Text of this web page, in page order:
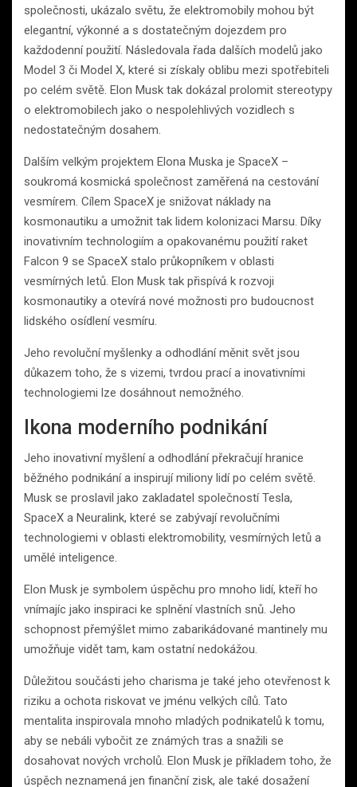
společnosti, ukázalo světu, že elektromobily mohou být
elegantní, výkonné a s dostatečným dojezdem pro
každodenní použití. Následovala řada dalších modelů jako
Model 3 či Model X, které si získaly oblibu mezi spotřebiteli
po celém světě. Elon Musk tak dokázal prolomit stereotypy
o elektromobilech jako o nespolehlivých vozidlech s
nedostatečným dosahem.
Dalším velkým projektem Elona Muska je SpaceX –
soukromá kosmická společnost zaměřená na cestování
vesmírem. Cílem SpaceX je snižovat náklady na
kosmonautiku a umožnit tak lidem kolonizaci Marsu. Díky
inovativním technologiím a opakovanému použití raket
Falcon 9 se SpaceX stalo průkopníkem v oblasti
vesmírných letů. Elon Musk tak přispívá k rozvoji
kosmonautiky a otevírá nové možnosti pro budoucnost
lidského osídlení vesmíru.
Jeho revoluční myšlenky a odhodlání měnit svět jsou
důkazem toho, že s vizemi, tvrdou prací a inovativními
technologiemi lze dosáhnout nemožného.
Ikona moderního podnikání
Jeho inovativní myšlení a odhodlání překračují hranice
běžného podnikání a inspirují miliony lidí po celém světě.
Musk se proslavil jako zakladatel společností Tesla,
SpaceX a Neuralink, které se zabývají revolučními
technologiemi v oblasti elektromobility, vesmírných letů a
umělé inteligence.
Elon Musk je symbolem úspěchu pro mnoho lidí, kteří ho
vnímajíc jako inspiraci ke splnění vlastních snů. Jeho
schopnost přemýšlet mimo zabarikádované mantinely mu
umožňuje vidět tam, kam ostatní nedokážou.
Důležitou součásti jeho charisma je také jeho otevřenost k
riziku a ochota riskovat ve jménu velkých cílů. Tato
mentalita inspirovala mnoho mladých podnikatelů k tomu,
aby se nebáli vybočit ze známých tras a snažili se
dosahovat nových vrcholů. Elon Musk je příkladem toho, že
úspěch neznamená jen finanční zisk, ale také dosažení